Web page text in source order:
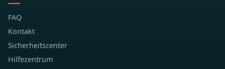
FAQ
Kontakt
Sicherheitscenter
Hilfezentrum